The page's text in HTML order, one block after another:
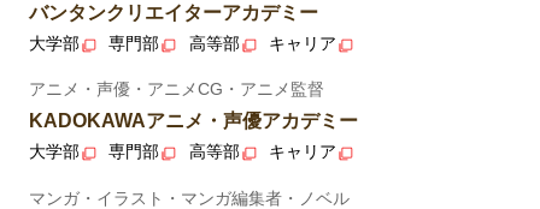
バンタンクリエイターアカデミー
大学部 専門部 高等部 キャリア
アニメ・声優・アニメCG・アニメ監督
KADOKAWAアニメ・声優アカデミー
大学部 専門部 高等部 キャリア
マンガ・イラスト・マンガ編集者・ノベル